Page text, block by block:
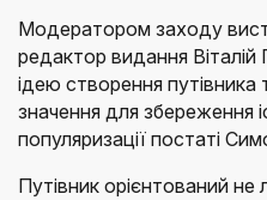
Модератором заходу
редактор видання
ідею створення путівника
значення для збереження
популяризації постаті
Путівник орієнтований не